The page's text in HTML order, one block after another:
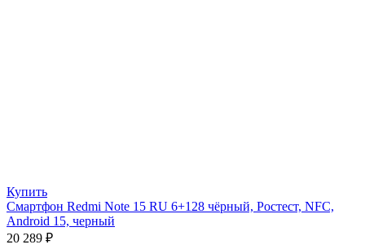
Купить
Смартфон Redmi Note 15 RU 6+128 чёрный, Ростест, NFC,
Android 15, черный
20 289 ₽